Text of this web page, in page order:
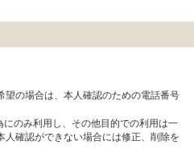
の場合は、本人確認のための電話番号
のみ利用し、その他目的での利用は一
確認ができない場合には修正、削除を